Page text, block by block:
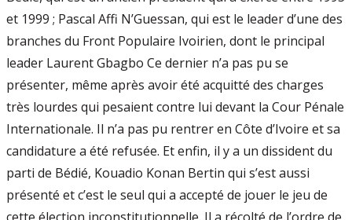
et 1999 ; Pascal Affi N’Guessan, qui est le leader d’une des
branches du Front Populaire Ivoirien, dont le principal
leader Laurent Gbagbo Ce dernier n’a pas pu se
présenter, même après avoir été acquitté des charges
très lourdes qui pesaient contre lui devant la Cour Pénale
Internationale. Il n’a pas pu rentrer en Côte d’Ivoire et sa
candidature a été refusée. Et enfin, il y a un dissident du
parti de Bédié, Kouadio Konan Bertin qui s’est aussi
présenté et c’est le seul qui a accepté de jouer le jeu de